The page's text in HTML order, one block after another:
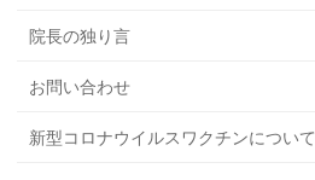
院長の独り言
お問い合わせ
新型コロナウイルスワクチンについて